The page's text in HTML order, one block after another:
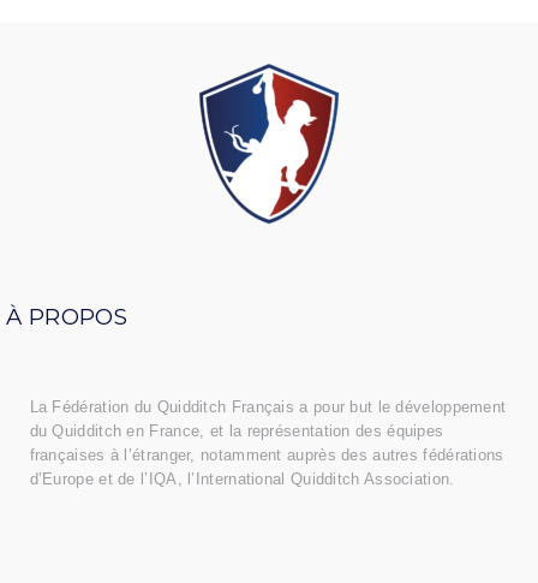
À PROPOS
La Fédération du Quidditch Français a pour but le développement
du Quidditch en France, et la représentation des équipes
françaises à l’étranger, notamment auprès des autres fédérations
d’Europe et de l’IQA, l’ International Quidditch Association